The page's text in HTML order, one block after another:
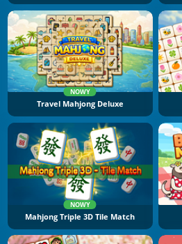
NOWY
Travel Mahjong Deluxe
NOWY
Mahjong Triple 3D Tile Match